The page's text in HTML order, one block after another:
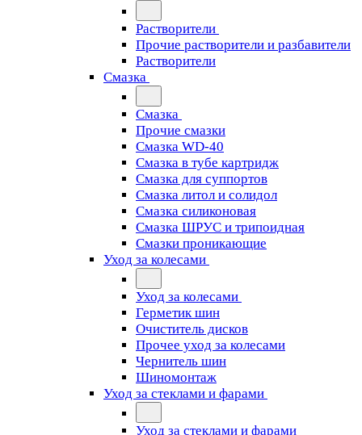
Растворители
Прочие растворители и разбавители
Растворители
Смазка
Смазка
Прочие смазки
Смазка WD-40
Смазка в тубе картридж
Смазка для суппортов
Смазка литол и солидол
Смазка силиконовая
Смазка ШРУС и трипоидная
Смазки проникающие
Уход за колесами
Уход за колесами
Герметик шин
Очиститель дисков
Прочее уход за колесами
Чернитель шин
Шиномонтаж
Уход за стеклами и фарами
Уход за стеклами и фарами